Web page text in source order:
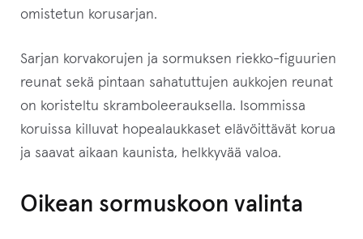
u
l
i
s
t
a
l
omistetun korusarjan.
Sarjan korvakorujen ja sormuksen riekko-figuurien
reunat sekä pintaan sahatuttujen aukkojen reunat
on koristeltu skramboleerauksella. Isommissa
koruissa killuvat hopealaukkaset elävöittävät korua
ja saavat aikaan kaunista, helkkyvää valoa.
Oikean sormuskoon valinta